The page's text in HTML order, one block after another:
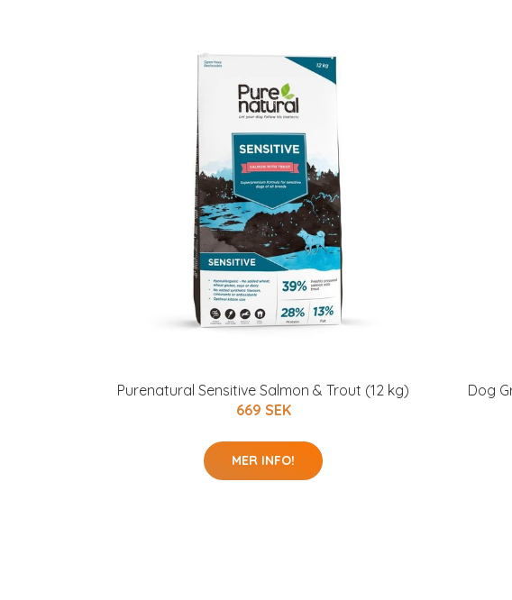
Purenatural Sensitive Salmon & Trout (12 kg)
669 SEK
MER INFO!
Dog